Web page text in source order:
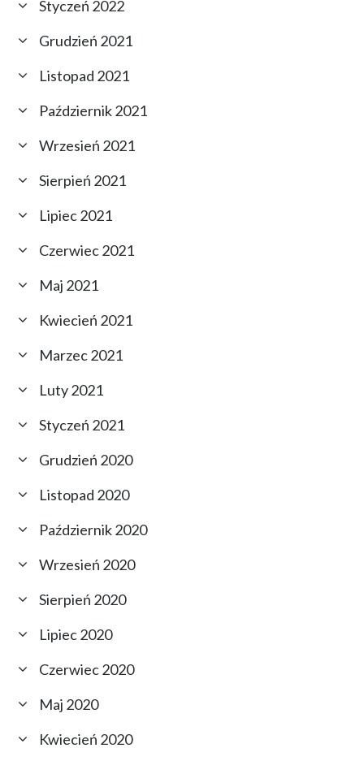
Styczeń 2022
Grudzień 2021
Listopad 2021
Październik 2021
Wrzesień 2021
Sierpień 2021
Lipiec 2021
Czerwiec 2021
Maj 2021
Kwiecień 2021
Marzec 2021
Luty 2021
Styczeń 2021
Grudzień 2020
Listopad 2020
Październik 2020
Wrzesień 2020
Sierpień 2020
Lipiec 2020
Czerwiec 2020
Maj 2020
Kwiecień 2020